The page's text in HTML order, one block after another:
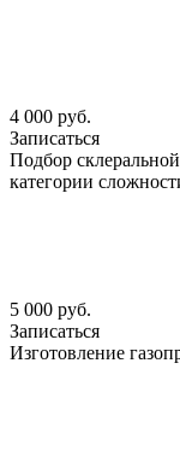
4 000 руб.
Записаться
Подбор
категории
5 000 руб.
Записаться
Изготовление